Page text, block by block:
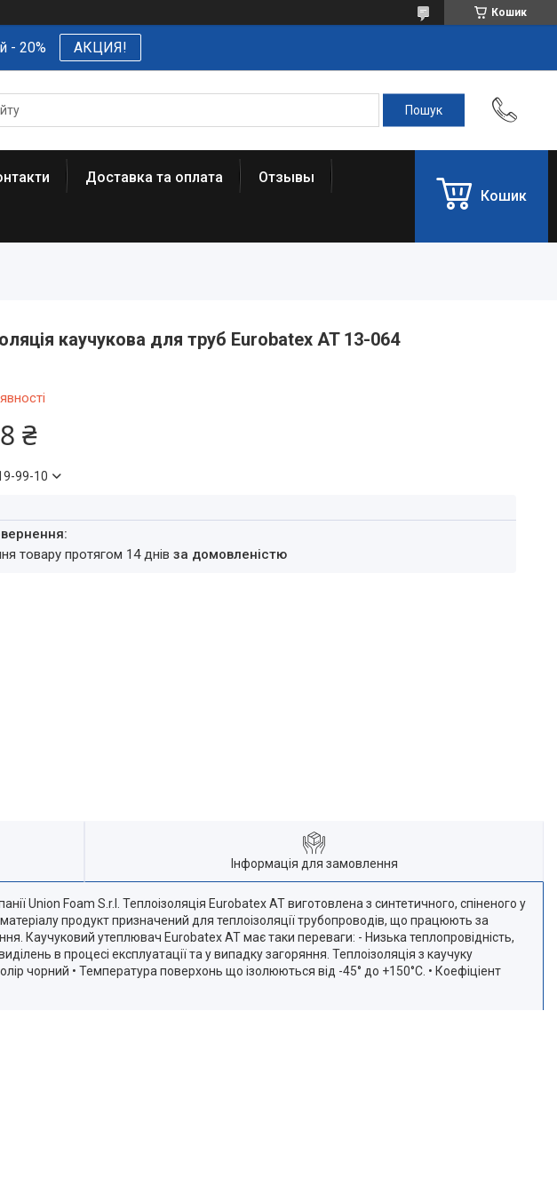
Кошик
- 20% АКЦИЯ!
Доставка та оплата Отзывы
Кошик
каучукова для труб Eurobatex AT 13-064
₴
99-10
товару протягом 14 днівза домовленістю
Інформація для замовлення
Union Foam S.r.l. Теплоізоляція Eurobatex АТ виготовлена з синтетичного, спіненого у
продукт призначений для теплоізоляції трубопроводів, що працюють за
Каучуковий утеплювач Eurobatex АТ має таки переваги: - Низька теплопровідність,
в процесі експлуатації та у випадку загоряння. Теплоізоляція з каучуку
чорний • Температура поверхонь що ізолюються від -45° до +150°С. • Коефіціент